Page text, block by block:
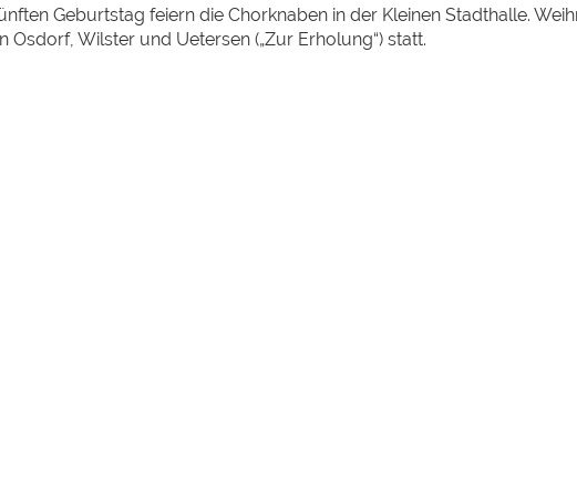
Geburtstag feiern die Chorknaben in der Kleinen Stadthalle.
Osdorf, Wilster und Uetersen („Zur Erholung“) statt.